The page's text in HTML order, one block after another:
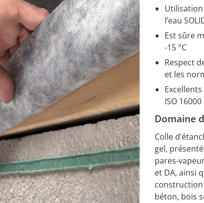
l’eau
Est sûre
-15 °C
Respect
et les
ISO 16000
Domaine
Colle
gel,
pares-
et DA, ainsi
béton, bois